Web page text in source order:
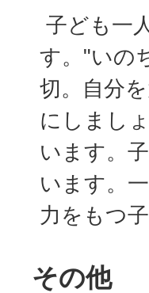
子ども一
す。"いの
切。自分
にしまし
います。
います。
力をもつ
その他